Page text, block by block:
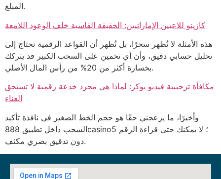
المبلغ.
كازينو للاعبين الإماراتيين: الحقيقة القاسية خلف الوعود اللامعة
هذه الأمثلة لا تُظهر سحرًا، بل تُظهر أن القواعد الرقمية تحتاج إلى
تحليل حسابي دقيق، وأن أي تخمين على السحب الكبير قد يتركك
بخسارة أكثر من 20% من رأس المال الأصلي.
مكافأة ترحيبية فيديو بوكر: لماذا هي مجرد خدعة رقمية لا تستحق
العناء
وأخيرًا، ما يزعجني حقًا هو حجم الخط الصغير في نافذة تأكيد
السحب داخل تطبيق 888casino؛ لا يمكنك حتى قراءة الرقم 5
دون تدقيق بصري مكثف.